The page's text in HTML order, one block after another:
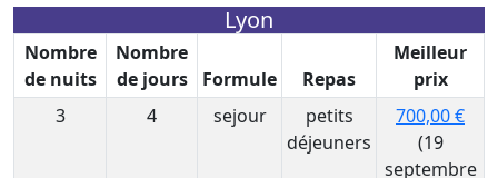
Lyon
Nombre
de nuits
Nombre
de jours
Formule Repas
Meilleur
prix
3
4 sejour
petits
déjeuners
700,00 €
(19
septembre